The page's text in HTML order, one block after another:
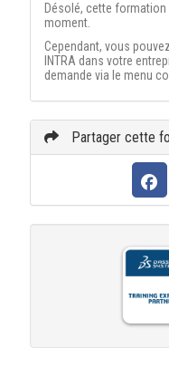
Désolé, cette
moment.
Cependant, vous
INTRA dans votre
demande via le menu
Partager cette